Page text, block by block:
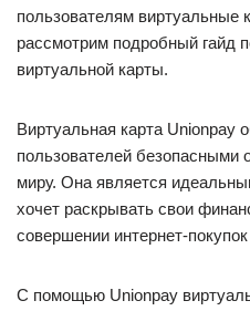
пользователям виртуальные
рассмотрим подробный гайд
виртуальной карты.
Виртуальная карта Unionpay
пользователей безопасными
миру. Она является
хочет раскрывать свои
совершении интернет-
С помощью Unionpay